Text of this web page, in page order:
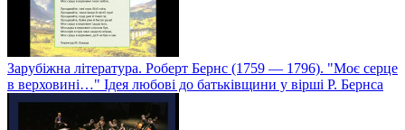
Зарубіжна література. Роберт Бернс (1759 — 1796). "Моє серце
в верховині…" Ідея любові до батьківщини у вірші Р. Бернса